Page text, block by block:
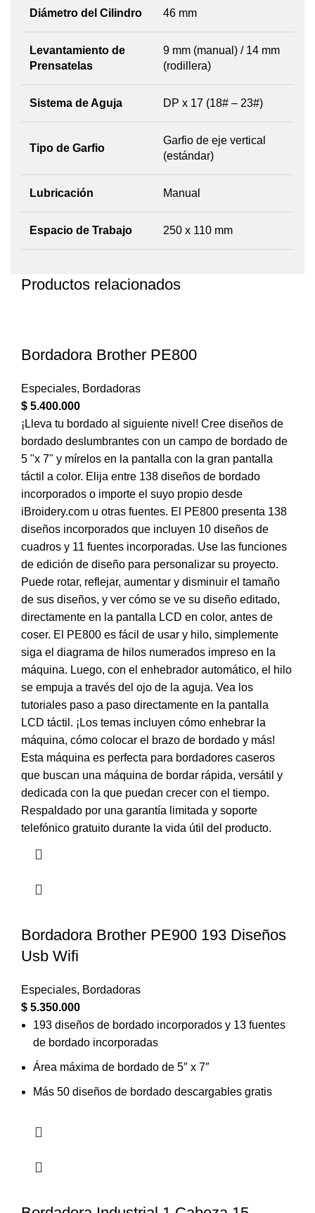
Diámetro del Cilindro 46 mm
Levantamiento de
Prensatelas
9 mm (manual) / 14 mm
(rodillera)
Sistema de Aguja DP x 17 (18# – 23#)
Tipo de Garfio
Garfio de eje vertical
(estándar)
Lubricación Manual
Espacio de Trabajo 250 x 110 mm
Productos relacionados
Bordadora Brother PE800
Especiales, Bordadoras
$ 5.400.000
¡Lleva tu bordado al siguiente nivel! Cree diseños de
bordado deslumbrantes con un campo de bordado de
5 "x 7" y mírelos en la pantalla con la gran pantalla
táctil a color. Elija entre 138 diseños de bordado
incorporados o importe el suyo propio desde
iBroidery.com u otras fuentes. El PE800 presenta 138
diseños incorporados que incluyen 10 diseños de
cuadros y 11 fuentes incorporadas. Use las funciones
de edición de diseño para personalizar su proyecto.
Puede rotar, reflejar, aumentar y disminuir el tamaño
de sus diseños, y ver cómo se ve su diseño editado,
directamente en la pantalla LCD en color, antes de
coser. El PE800 es fácil de usar y hilo, simplemente
siga el diagrama de hilos numerados impreso en la
máquina. Luego, con el enhebrador automático, el hilo
se empuja a través del ojo de la aguja. Vea los
tutoriales paso a paso directamente en la pantalla
LCD táctil. ¡Los temas incluyen cómo enhebrar la
máquina, cómo colocar el brazo de bordado y más!
Esta máquina es perfecta para bordadores caseros
que buscan una máquina de bordar rápida, versátil y
dedicada con la que puedan crecer con el tiempo.
Respaldado por una garantía limitada y soporte
telefónico gratuito durante la vida útil del producto.
Bordadora Brother PE900 193 Diseños
Usb Wifi
Especiales, Bordadoras
$ 5.350.000
193 diseños de bordado incorporados y 13 fuentes
de bordado incorporadas
Área máxima de bordado de 5″ x 7″
Más 50 diseños de bordado descargables gratis